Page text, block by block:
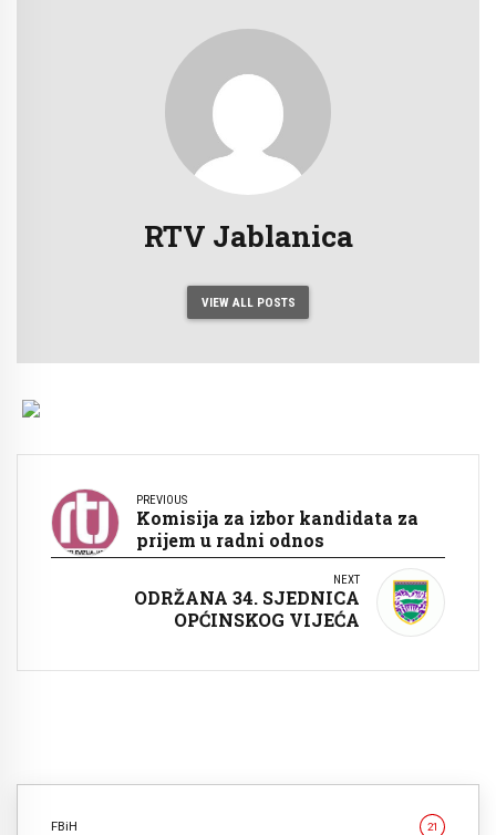
RTV Jablanica
VIEW ALL POSTS
PREVIOUS
Komisija za izbor kandidata za
prijem u radni odnos
NEXT
ODRŽANA 34. SJEDNICA
OPĆINSKOG VIJEĆA
FBiH 21